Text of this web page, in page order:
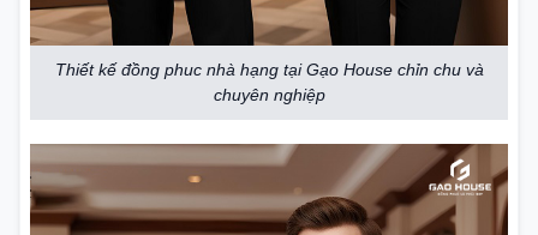
Thiết kế đồng phuc nhà hạng tại Gạo House chỉn chu và
chuyên nghiệp